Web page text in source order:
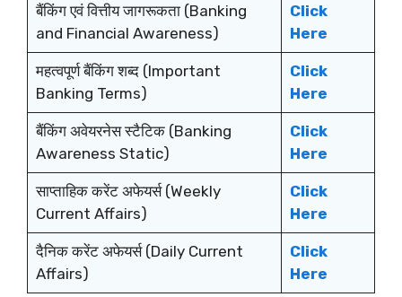
बैंकिंग एवं वित्तीय जागरूकता (Banking
and Financial Awareness)
Click
Here
महत्वपूर्ण बैंकिंग शब्द (Important
Banking Terms)
Click
Here
बैंकिंग अवेयरनेस स्टैटिक (Banking
Awareness Static)
Click
Here
साप्ताहिक करेंट अफेयर्स (Weekly
Current Affairs)
Click
Here
दैनिक करेंट अफेयर्स (Daily Current
Affairs)
Click
Here